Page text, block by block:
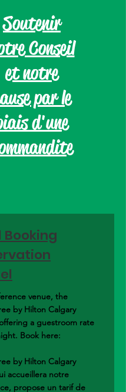
Soutenir
Conseil
et notre
par le
d'une
Booking
venue, the
by Hilton Calgary
a guestroom rate
Book here:
by Hilton Calgary
accueillera notre
propose un tarif de